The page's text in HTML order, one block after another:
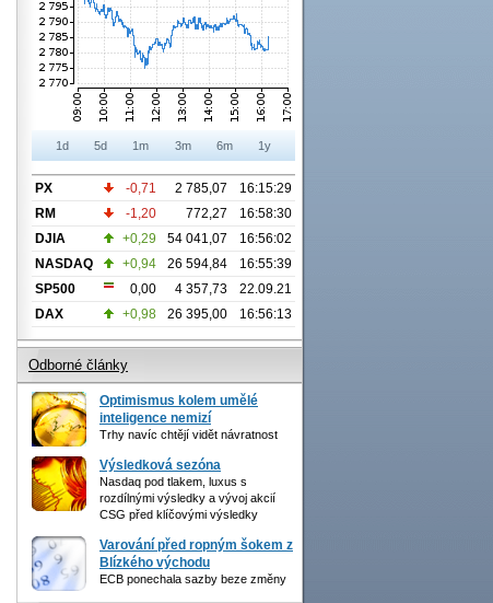
1d 5d 1m 3m 6m 1y
PX -0,71 2 785,07
16:15:29
RM
-1,20 772,27
16:58:30
DJIA
+0,29 54 041,07
16:56:02
NASDAQ
+0,94 26 594,84
16:55:39
SP500
0,00 4 357,73
22.09.21
DAX
+0,98 26 395,00 16:56:13
Odborné články
Optimismus kolem umělé
inteligence nemizí
Trhy navíc chtějí vidět návratnost
Výsledková sezóna
Nasdaq pod tlakem, luxus s
rozdílnými výsledky a vývoj akcií
CSG před klíčovými výsledky
Varování před ropným šokem z
Blízkého východu
ECB ponechala sazby beze změny